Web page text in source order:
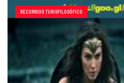
RECORRIDO TURISFILOSÓFICO